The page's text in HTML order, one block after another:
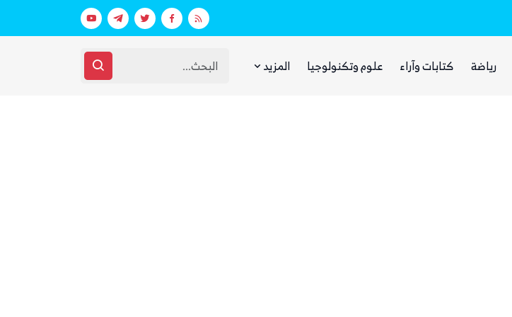
بينما يجوع اليمنيون.. شبكات حوثية تتقاسم عقارات فارهة بأموال الفقراء مليشيا الحوثي تعلن استهداف مطار
رياضة كتابات وآراء علوم وتكنولوجيا المزيد